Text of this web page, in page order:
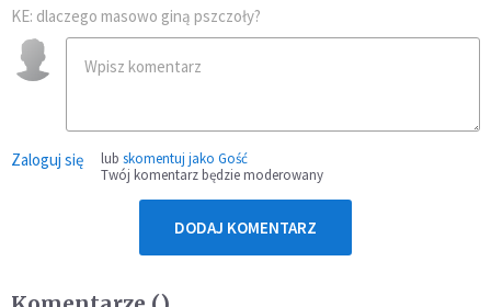
KE: dlaczego masowo giną pszczoły?
Zaloguj się lub skomentuj jako Gość
Twój komentarz będzie moderowany
DODAJ KOMENTARZ